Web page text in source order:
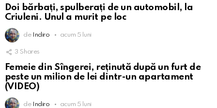
Doi bărbați, spulberați de un automobil, la
Criuleni. Unul a murit pe loc
de Indiro acum 5 luni
3 Shares
Femeie din Sîngerei, reținută după un furt de
peste un milion de lei dintr-un apartament
(VIDEO)
de Indiro acum 5 luni